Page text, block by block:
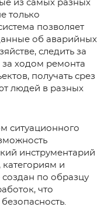
из самых разных
только
позволяет
об аварийных
следить за
за ходом ремонта
получать срез
людей в разных
ситуационного
инструментарий
и
по образцу
что